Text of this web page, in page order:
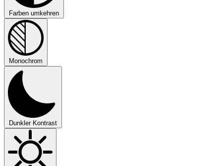
Farben umkehren
Monochrom
Dunkler Kontrast